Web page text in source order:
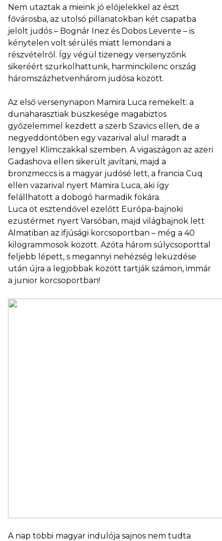
Nem utaztak a mieink jó előjelekkel az észt
fővárosba, az utolsó pillanatokban két csapatba
jelölt judós – Bognár Inez és Dobos Levente – is
kénytelen volt sérülés miatt lemondani a
részvételről. Így végül tizenegy versenyzőnk
sikeréért szurkolhattunk, harminckilenc ország
háromszázhetvenhárom judósa között.
Az első versenynapon Mamira Luca remekelt: a
dunaharasztiak büszkesége magabiztos
győzelemmel kezdett a szerb Szavics ellen, de a
negyeddöntőben egy vazarival alul maradt a
lengyel Klimczakkal szemben. A vigaszágon az azeri
Gadashova ellen sikerült javítani, majd a
bronzmeccs is a magyar judósé lett, a francia Cuq
ellen vazarival nyert Mamira Luca, aki így
felállhatott a dobogó harmadik fokára.
Luca öt esztendővel ezelőtt Európa-bajnoki
ezüstérmet nyert Varsóban, majd világbajnok lett
Almatiban az ifjúsági korcsoportban – még a 40
kilogrammosok között. Azóta három súlycsoporttal
feljebb lépett, s megannyi nehézség leküzdése
után újra a legjobbak között tartják számon, immár
a junior korcsoportban!
A nap többi magyar indulója sajnos nem tudta